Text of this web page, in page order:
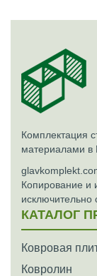
Комплектация
материалами в
Копирование и
исключительно
КАТАЛОГ
Ковровая
Ковролин